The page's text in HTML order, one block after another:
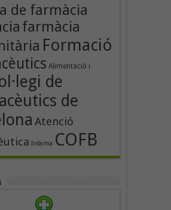
de farmàcia
farmàcia
Formació
Alimentació i
de
de
Atenció
Infarma COFB